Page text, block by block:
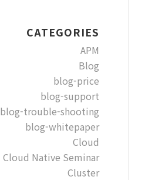
CATEGORIES
APM
Blog
blog-price
blog-support
blog-trouble-shooting
blog-whitepaper
Cloud
Cloud Native Seminar
Cluster